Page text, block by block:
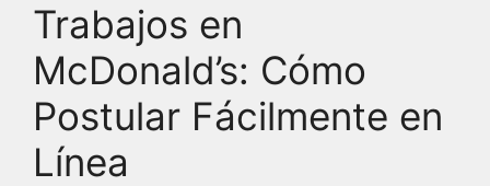
Trabajos en
McDonald’s: Cómo
Postular Fácilmente en
Línea